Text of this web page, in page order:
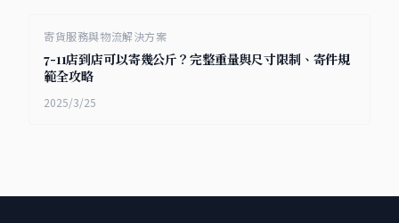
寄貨服務與物流解決方案
7-11店到店可以寄幾公斤？完整重量與尺寸限制、寄件規
範全攻略
2025/3/25